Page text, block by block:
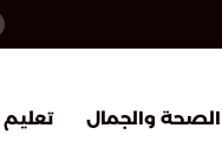
الصحة والجمال تعليم